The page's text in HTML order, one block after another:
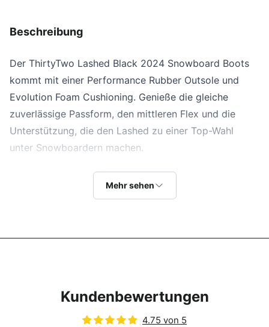
Beschreibung
Der ThirtyTwo Lashed Black 2024 Snowboard Boots
kommt mit einer Performance Rubber Outsole und
Evolution Foam Cushioning. Genieße die gleiche
zuverlässige Passform, den mittleren Flex und die
Unterstützung, die den Lashed zu einer Top-Wahl
unter Snowboardern machen.
- Der ThirtyTwo Lashed Black 2024
Schnürsystem
- Das traditionelle Schnürsystem erfordert
Mehr sehen
Kundenbewertungen
4.75 von 5